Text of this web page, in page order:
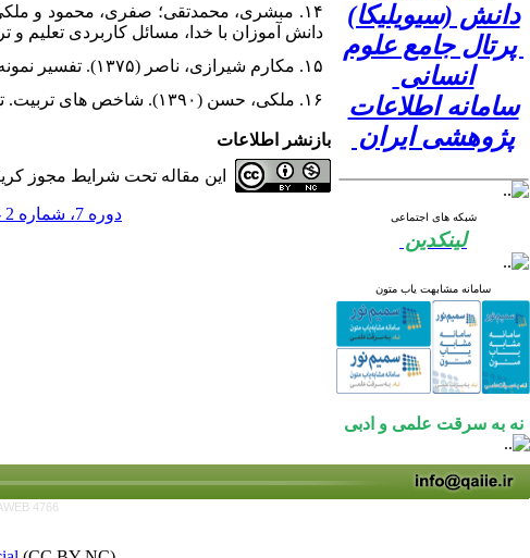
دانش (سیویلیکا)
پرتال جامع علوم
انسانی
سامانه اطلاعات
پژوهشی ایران
شبکه های اجتماعی
لینکدین
سامانه مشابهت یاب متون
نه به سرقت علمی و ادبی
دانش آموزان با خدا، مسائل کاربردی تعلیم و تربیت
۱۵. مکارم شیرازی، ناصر (۱۳۷۵). تفسیر نمونه، تهران: دارالکتب الاسلامیه
۱۶. ملکی، حسن (۱۳۹۰). شاخص های تربیت. تهران: آییژ
بازنشر اطلاعات
این مقاله تحت شرایط مجوز
دوره 7، شماره 2 - ( 1401 )
4766